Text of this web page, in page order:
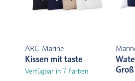
ARC Marine
Kissen mit taste
Verfügbar in 7 Farben